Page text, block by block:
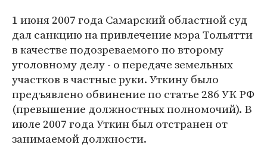
1 июня 2007 года Самарский областной суд
дал санкцию на привлечение мэра Тольятти
в качестве подозреваемого по второму
уголовному делу - о передаче земельных
участков в частные руки. Уткину было
предъявлено обвинение по статье 286 УК РФ
(превышение должностных полномочий). В
июле 2007 года Уткин был отстранен от
занимаемой должности.